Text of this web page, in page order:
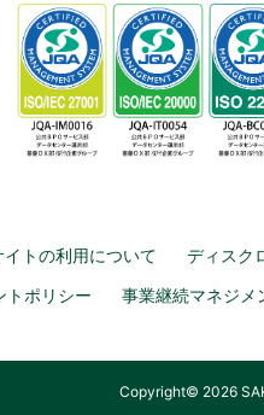
イトの利用について ディスク
トポリシー
事業継続マネジメ
Copyright© 2026